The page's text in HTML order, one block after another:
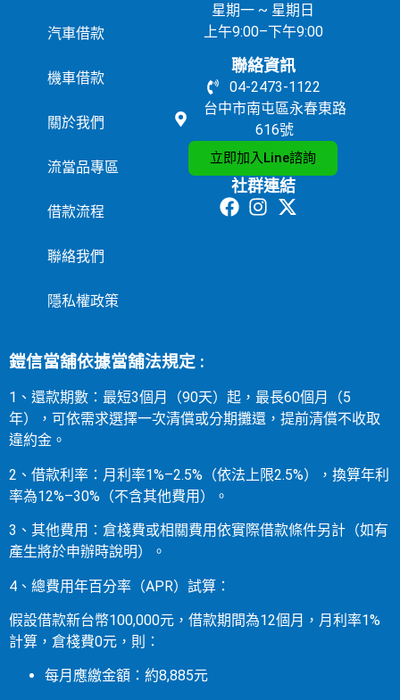
汽車借款
機車借款
關於我們
流當品專區
借款流程
聯絡我們
隱私權政策
星期一 ~ 星期日
上午9:00–下午9:00
聯絡資訊
04-2473-1122
台中市南屯區永春東路
616號
立即加入Line諮詢
社群連結
鎧信當舖依據當舖法規定 :
1、還款期數：最短3個月（90天）起，最長60個月（5
年），可依需求選擇一次清償或分期攤還，提前清償不收取
違約金。
2、借款利率：月利率1%–2.5%（依法上限2.5%），換算年利
率為12%–30%（不含其他費用）。
3、其他費用：倉棧費或相關費用依實際借款條件另計（如有
產生將於申辦時說明）。
4、總費用年百分率（APR）試算：
假設借款新台幣100,000元，借款期間為12個月，月利率1%
計算，倉棧費0元，則：
每月應繳金額：約8,885元